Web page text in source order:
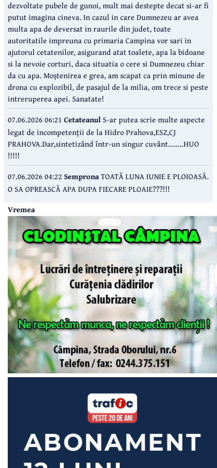
dezvoltate pubele de gunoi, mult mai destepte decat si-ar fi
putut imagina cineva. In cazul in care Dumnezeu ar avea
multa apa de deversat in raurile din judet, toate
autoritatile impreuna cu primaria Campina vor sari in
ajutorul cetatenilor, asigurand atat toalete, apa la bidoane
si la nevoie corturi, daca situatia o cere si Dumnezeu chiar
da cu apa. Moștenirea e grea, am scapat ca prin minune de
drona cu explozibil, de pasajul de la milia, om trece si peste
intreruperea apei. Sanatate!
07.06.2026 06:21 CetateanulS-ar putea scrie multe aspecte
legat de incompetenții de la Hidro Prahova,ESZ,CJ
PRAHOVA.Dar,sintetizând într-un singur cuvânt........HUO
!!!!!
07.06.2026 04:22 SempronaTOATĂ LUNA IUNIE E PLOIOASĂ.
O SA OPREASCĂ APA DUPA FIECARE PLOAIE???!!!
Vremea